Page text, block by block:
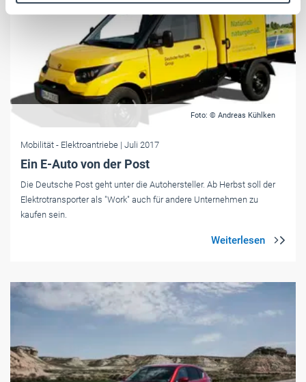
Weitere Informationen:Impressum Datenschutz
Foto: © Andreas Kühlken
Mobilität - Elektroantriebe | Juli 2017
Ein E-Auto von der Post
Die Deutsche Post geht unter die Autohersteller. Ab Herbst soll der
Elektrotransporter als "Work" auch für andere Unternehmen zu
kaufen sein.